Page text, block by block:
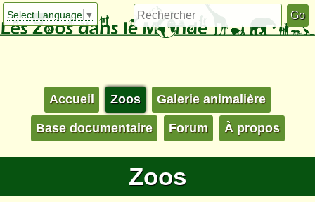
Select Language ▼
Accueil Zoos Galerie animalière
Base documentaire Forum À propos
Zoos